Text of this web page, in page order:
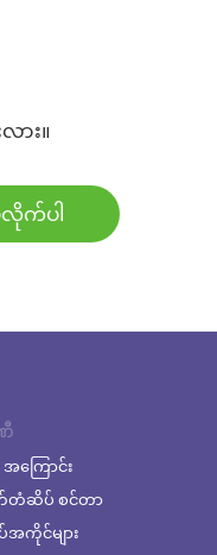
ား။
က်ပါ
အကြောင်း
ဆိပ် စင်တာ
ကိုင်များ